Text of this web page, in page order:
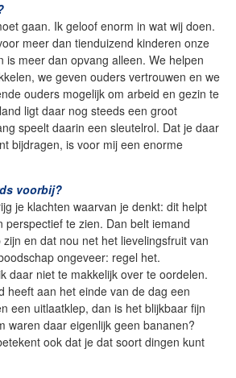
gaan. Ik geloof enorm in wat wij doen.
meer dan tienduizend kinderen onze
is meer dan opvang alleen. We helpen
we geven ouders vertrouwen en we
ouders mogelijk om arbeid en gezin te
ligt daar nog steeds een groot
speelt daarin een sleutelrol. Dat je daar
bijdragen, is voor mij een enorme
voorbij?
je klachten waarvan je denkt: dit helpt
perspectief te zien. Dan belt iemand
en dat nou net het lievelingsfruit van
ongeveer: regel het.
daar niet te makkelijk over te oordelen.
heeft aan het einde van de dag een
een uitlaatklep, dan is het blijkbaar fijn
waren daar eigenlijk geen bananen?
ook dat je dat soort dingen kunt